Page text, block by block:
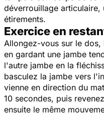
déverrouillage articulaire,
étirements.
Exercice en
Allongez-vous sur le
en gardant une jambe
l'autre jambe en la
basculez la jambe vers
vienne en direction du
10 secondes, puis
ensuite le même